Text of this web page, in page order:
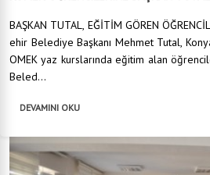
BAŞKAN TUTAL, EĞİTİM GÖREN
ehir Belediye Başkanı Mehmet Tutal,
OMEK yaz kurslarında eğitim alan
Beled...
DEVAMINI OKU